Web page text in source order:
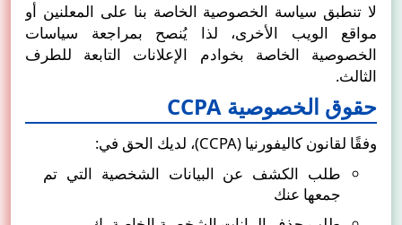
لا تنطبق سياسة الخصوصية الخاصة بنا على المعلنين أو
مواقع الويب الأخرى، لذا يُنصح بمراجعة سياسات
الخصوصية الخاصة بخوادم الإعلانات التابعة للطرف
الثالث.
حقوق الخصوصية CCPA
وفقًا لقانون كاليفورنيا (CCPA)، لديك الحق في:
طلب الكشف عن البيانات الشخصية التي تم
جمعها عنك